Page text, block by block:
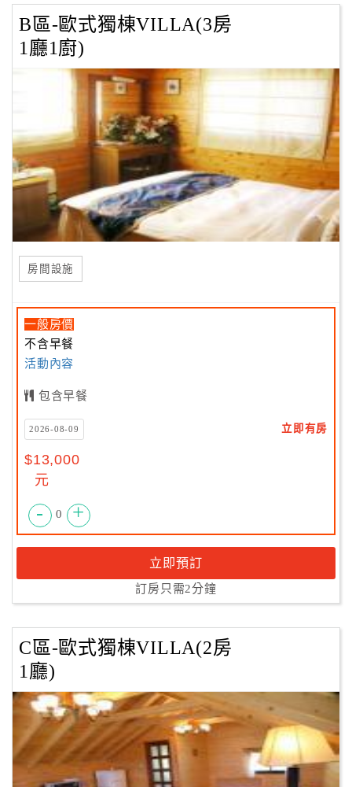
B區-歐式獨棟VILLA(3房
1廳1廚)
房間設施
一般房價
不含早餐
活動內容
包含早餐
2026-08-09 立即有房
$13,000
元
- 0 +
立即預訂
訂房只需2分鐘
C區-歐式獨棟VILLA(2房
1廳)